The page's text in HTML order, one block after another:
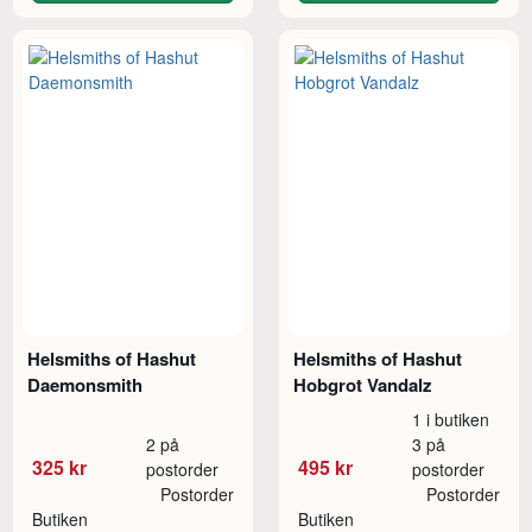
Helsmiths of Hashut
Daemonsmith
325 kr
2 på
postorder
Butiken
Postorder
Helsmiths of Hashut
Hobgrot Vandalz
495 kr
1 i butiken
3 på
postorder
Butiken
Postorder